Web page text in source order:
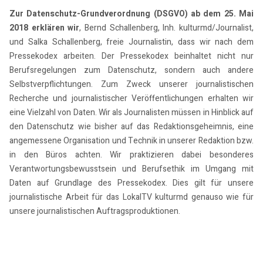
Zur Datenschutz-Grundverordnung (DSGVO) ab dem 25. Mai
2018 erklären wir, Bernd Schallenberg, Inh. kulturmd/Journalist,
und Salka Schallenberg, freie Journalistin, dass wir nach dem
Pressekodex arbeiten. Der Pressekodex beinhaltet nicht nur
Berufsregelungen zum Datenschutz, sondern auch andere
Selbstverpflichtungen. Zum Zweck unserer journalistischen
Recherche und journalistischer Veröffentlichungen erhalten wir
eine Vielzahl von Daten. Wir als Journalisten müssen in Hinblick auf
den Datenschutz wie bisher auf das Redaktionsgeheimnis, eine
angemessene Organisation und Technik in unserer Redaktion bzw.
in den Büros achten. Wir praktizieren dabei besonderes
Verantwortungsbewusstsein und Berufsethik im Umgang mit
Daten auf Grundlage des Pressekodex. Dies gilt für unsere
journalistische Arbeit für das LokalTV kulturmd genauso wie für
unsere journalistischen Auftragsproduktionen.